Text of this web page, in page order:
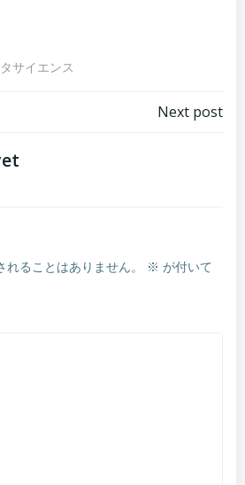
サイエンス
Next post
ることはありません。 ※ が付いて